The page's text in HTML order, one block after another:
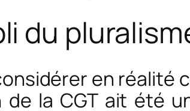
du
en réalité
de la CGT ait été